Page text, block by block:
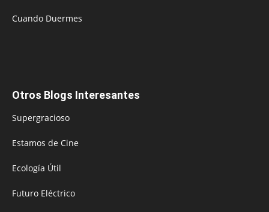
Cuando Duermes
Otros Blogs Interesantes
Supergracioso
Estamos de Cine
Ecología Útil
Futuro Eléctrico